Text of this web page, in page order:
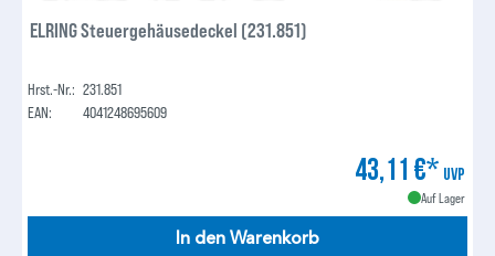
ELRING Steuergehäusedeckel (231.851)
Hrst.-Nr.: 231.851
EAN:
4041248695609
43,11 €* UVP
Auf Lager
In den Warenkorb